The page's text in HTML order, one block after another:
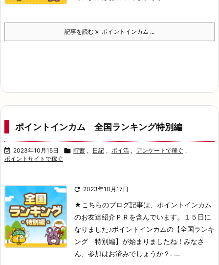
記事を読む ポイントインカム ...
ポイントインカム 全国ランキング特別編
 2023年10月15日  貯蓄 , 日記 , ポイ活 , アンケートで稼ぐ ,
ポイントサイトで稼ぐ
 2023年10月17日
★こちらのブログ記事は、ポイントインカム
のお友達紹介ＰＲを含んでいます。
１５日に
なりました♪ポイントインカムの【全国ランキ
ング 特別編】が始まりましたね！ みなさ
ん、参加はお済みでしょうか？ . ...